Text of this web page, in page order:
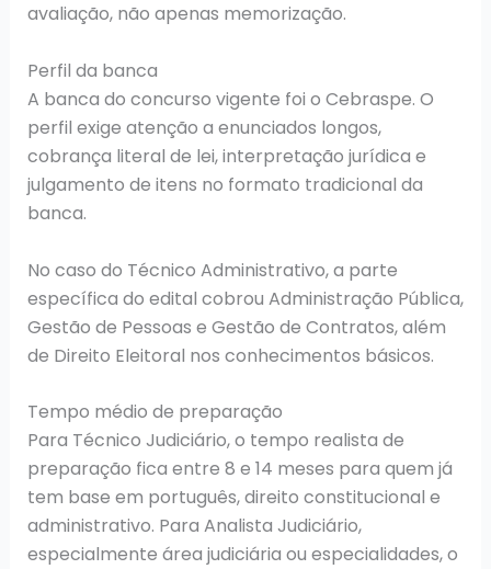
avaliação, não apenas memorização.
Perfil da banca
A banca do concurso vigente foi o Cebraspe. O
perfil exige atenção a enunciados longos,
cobrança literal de lei, interpretação jurídica e
julgamento de itens no formato tradicional da
banca.
No caso do Técnico Administrativo, a parte
específica do edital cobrou Administração Pública,
Gestão de Pessoas e Gestão de Contratos, além
de Direito Eleitoral nos conhecimentos básicos.
Tempo médio de preparação
Para Técnico Judiciário, o tempo realista de
preparação fica entre 8 e 14 meses para quem já
tem base em português, direito constitucional e
administrativo. Para Analista Judiciário,
especialmente área judiciária ou especialidades, o